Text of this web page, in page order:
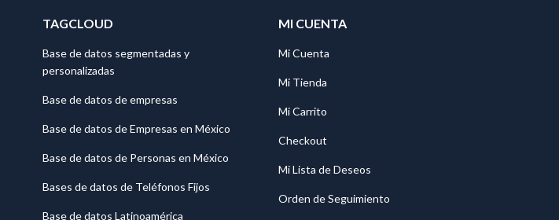
TAGCLOUD
Base de datos segmentadas y
personalizadas
Base de datos de empresas
Base de datos de Empresas en México
Base de datos de Personas en México
Bases de datos de Teléfonos Fijos
Base de datos Latinoamérica
MI CUENTA
Mi Cuenta
Mi Tienda
Mi Carrito
Checkout
Mi Lista de Deseos
Orden de Seguimiento